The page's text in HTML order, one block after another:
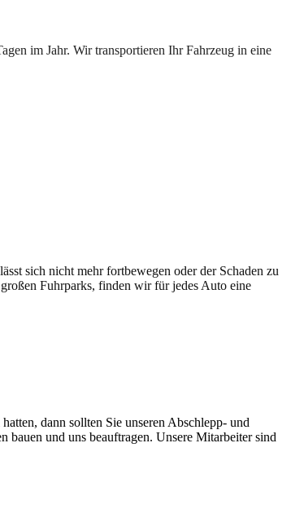
im Jahr. Wir transportieren Ihr Fahrzeug in eine
sich nicht mehr fortbewegen oder der Schaden zu
Fuhrparks, finden wir für jedes Auto eine
dann sollten Sie unseren Abschlepp- und
bauen und uns beauftragen. Unsere Mitarbeiter sind